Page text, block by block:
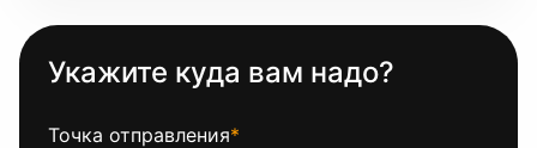
Укажите куда вам надо?
Точка отправления*